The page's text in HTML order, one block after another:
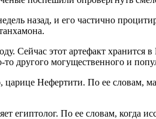
назад, и его частично
Сейчас этот артефакт
другого могущественного и
Нефертити. По ее словам,
египтолог. По ее словам, когда